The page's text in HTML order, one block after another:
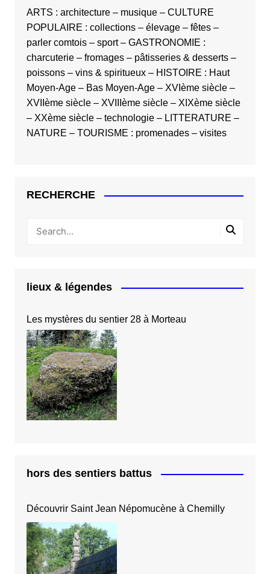
ARTS : architecture– musique– CULTURE
POPULAIRE : collections– élevage– fêtes–
parler comtois– sport– GASTRONOMIE :
charcuterie– fromages– pâtisseries & desserts–
poissons– vins & spiritueux– HISTOIRE : Haut
Moyen-Age– Bas Moyen-Age– XVIème siècle–
XVIIème siècle– XVIIIème siècle– XIXème siècle
– XXème siècle– technologie– LITTERATURE –
NATURE – TOURISME : promenades– visites
RECHERCHE
lieux & légendes
Les mystères du sentier 28 à Morteau
hors des sentiers battus
Découvrir Saint Jean Népomucène à Chemilly